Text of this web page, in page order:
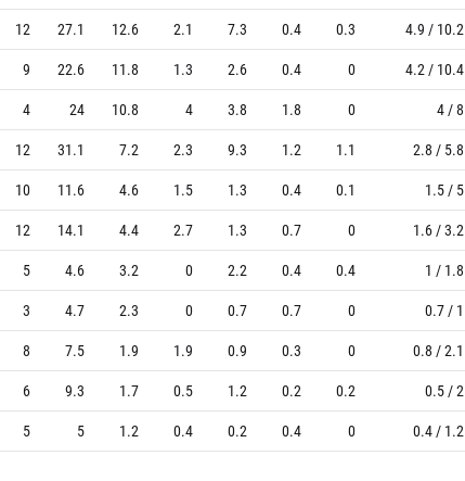
12 27.1 12.6 2.1 7.3 0.4 0.3 4.9 / 10.2
9 22.6 11.8 1.3 2.6 0.4 0 4.2 / 10.4
4 24 10.8 4 3.8 1.8 0 4 / 8
12 31.1 7.2 2.3 9.3 1.2 1.1 2.8 / 5.8
10 11.6 4.6 1.5 1.3 0.4 0.1 1.5 / 5
12 14.1 4.4 2.7 1.3 0.7 0 1.6 / 3.2
5 4.6 3.2 0 2.2 0.4 0.4 1 / 1.8
3 4.7 2.3 0 0.7 0.7 0 0.7 / 1
8 7.5 1.9 1.9 0.9 0.3 0 0.8 / 2.1
6 9.3 1.7 0.5 1.2 0.2 0.2 0.5 / 2
5 5 1.2 0.4 0.2 0.4 0 0.4 / 1.2